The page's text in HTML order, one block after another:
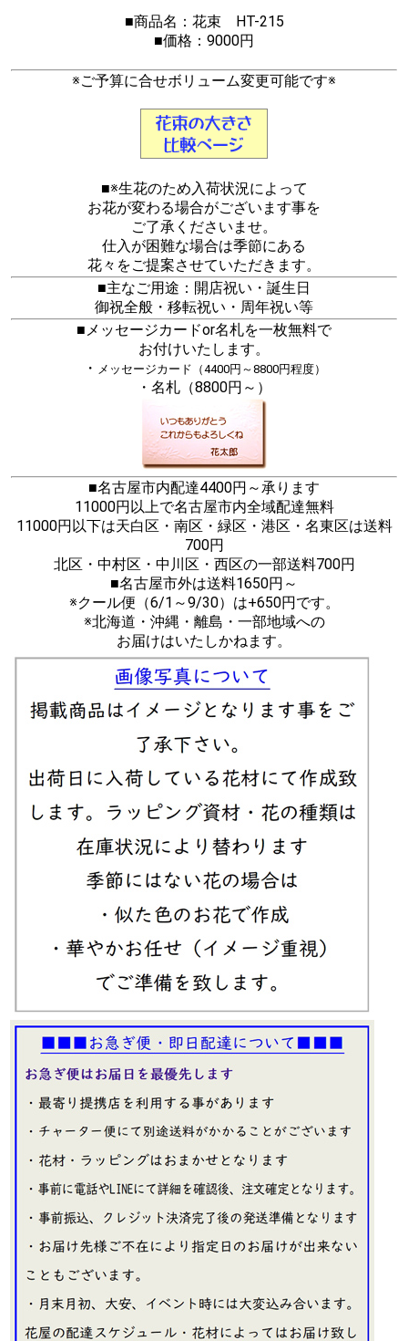
■商品名：花束 HT-215
■価格：9000円
※ご予算に合せボリューム変更可能です※
■※生花のため入荷状況によって
お花が変わる場合がございます事を
ご了承くださいませ。
仕入が困難な場合は季節にある
花々をご提案させていただきます。
■主なご用途：開店祝い・誕生日
御祝全般・移転祝い・周年祝い等
■メッセージカードor名札を一枚無料で
お付けいたします。
・ メッセージカード（4400円～8800円程度）
・名札（8800円～）
■名古屋市内配達4400円～承ります
11000円以上で名古屋市内全域配達無料
11000円以下は天白区・南区・緑区・港区・名東区は送料
700円
北区・中村区・中川区・西区の一部送料700円
■名古屋市外は送料1650円～
※クール便（6/1～9/30）は+650円です。
※北海道・沖縄・離島・一部地域への
お届けはいたしかねます。